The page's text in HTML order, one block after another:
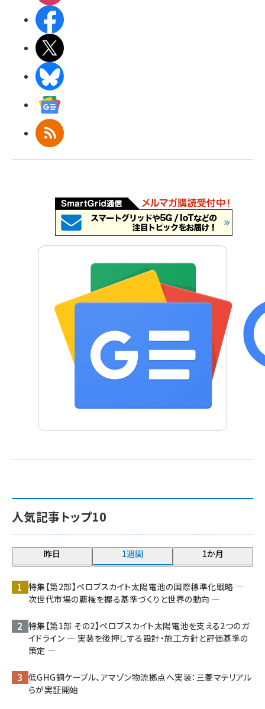
RSS
人気記事トップ10
昨日 1週間 1か月
特集【第2部】ペロブスカイト太陽電池の国際標準化戦略 ―
次世代市場の覇権を握る基準づくりと世界の動向 ―
特集【第1部 その2】ペロブスカイト太陽電池を支える2つのガ
イドライン ― 実装を後押しする設計・施工方針と評価基準の
策定 ―
低GHG銅ケーブル、アマゾン物流拠点へ実装：三菱マテリアル
らが実証開始